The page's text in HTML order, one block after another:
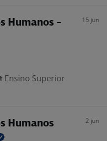
Humanos -
15 jun
Ensino Superior
Humanos 2 jun